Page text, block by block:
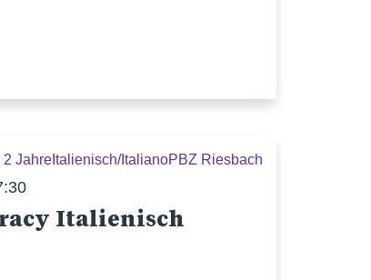
2 Jahre Italienisch/ItalianoPBZ Riesbach
Italienisch